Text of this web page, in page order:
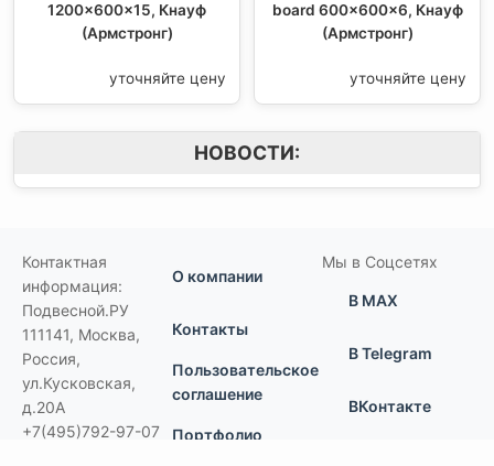
1200x600x15, Кнауф
(Армстронг)
уточняйте цену
board 600x600x6, Кнауф
(Армстронг)
уточняйте цену
НОВОСТИ:
Контактная
информация:
Подвесной.РУ
111141, Москва,
Россия,
ул.Кусковская,
д.20А
+7(495)792-97-07
О компании
Контакты
Пользовательское
соглашение
Портфолио
Мы в Соцсетях
В MAX
В Telegram
ВКонтакте